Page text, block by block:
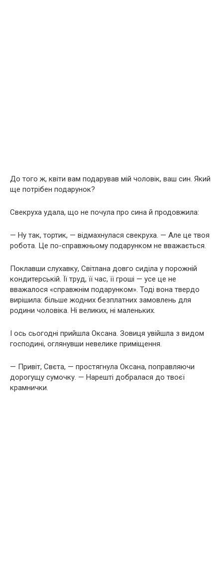
До того ж, квіти вам подарував мій чоловік, ваш син. Який
ще потрібен подарунок?
Свекруха удала, що не почула про сина й продовжила:
— Ну так, тортик, — відмахнулася свекруха. — Але це твоя
робота. Це по-справжньому подарунком не вважається.
Поклавши слухавку, Світлана довго сиділа у порожній
кондитерській. Її труд, її час, її гроші — усе це не
вважалося «справжнім подарунком». Тоді вона твердо
вирішила: більше жодних безплатних замовлень для
родини чоловіка. Ні великих, ні маленьких.
І ось сьогодні прийшла Оксана. Зовиця увійшла з видом
господині, оглянувши невелике приміщення.
— Привіт, Свєта, — простягнула Оксана, поправляючи
дорогущу сумочку. — Нарешті добралася до твоєї
крамнички.